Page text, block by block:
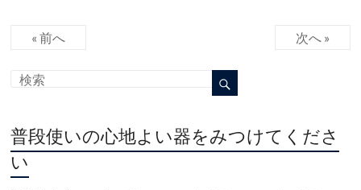
« 前へ 次へ »
普段使いの心地よい器をみつけてくださ
い